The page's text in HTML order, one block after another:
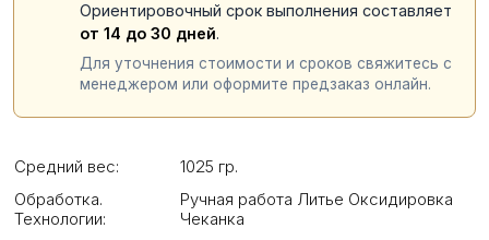
Ориентировочный срок выполнения составляет
от 14 до 30 дней.
Для уточнения стоимости и сроков свяжитесь с
менеджером или оформите предзаказ онлайн.
Средний вес:
1025 гр.
Обработка.
Технологии:
Ручная работа Литье Оксидировка
Чеканка